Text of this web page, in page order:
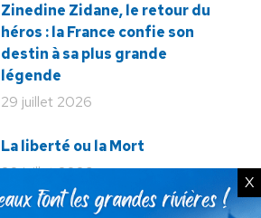
Zinedine Zidane, le retour du
héros : la France confie son
destin à sa plus grande
légende
29 juillet 2026
La liberté ou la Mort
20 juillet 2026
X